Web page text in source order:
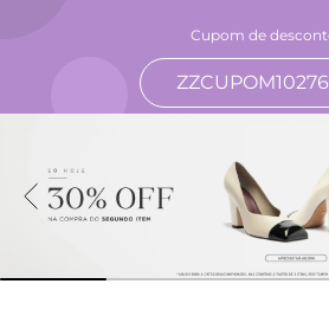
Cupom de
ZZCUPOM10276